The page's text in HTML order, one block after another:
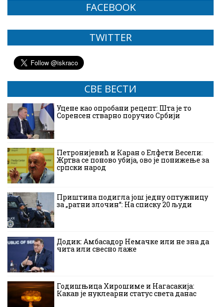
FACEBOOK
TWITTER
СВЕ ВЕСТИ
Уцене као опробани рецепт: Шта је то
Соренсен стварно поручио Србији
Петронијевић и Каран о Елфети Весели:
Жртва се поново убија, ово је понижење за
српски народ
Приштина подигла још једну оптужницу
за „ратни злочин“: На списку 20 људи
Додик: Амбасадор Немачке или не зна да
чита или свесно лаже
Годишњица Хирошиме и Нагасакија:
Какав је нуклеарни статус света данас